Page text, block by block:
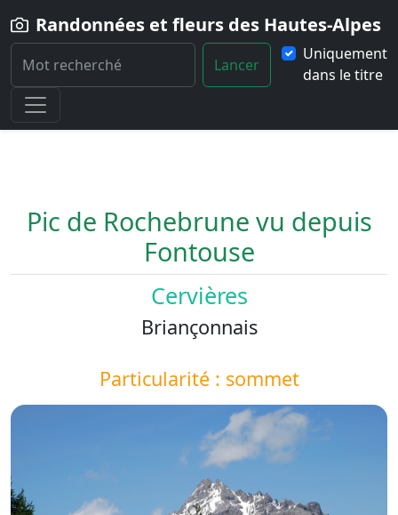
Randonnées et fleurs des Hautes-Alpes
Lancer
Uniquement
dans le titre
Home
Paysage
Pic-de-Rochebrune-vu-depuis-Fontouse
Pic de Rochebrune vu depuis
Fontouse
Cervières
Briançonnais
Particularité : sommet